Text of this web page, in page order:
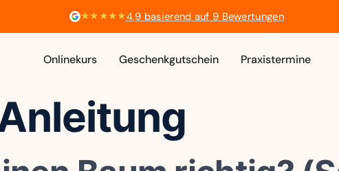
★★★★★4,9 basierend auf 9 Bewertungen
Onlinekurs Geschenkgutschein Praxistermine